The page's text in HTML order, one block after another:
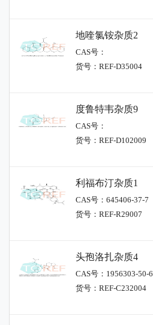
地喹氯铵杂质2
CAS号：
货号：REF-D35004
度鲁特韦杂质9
CAS号：
货号：REF-D102009
利福布汀杂质1
CAS号：645406-37-7
货号：REF-R29007
头孢洛扎杂质4
CAS号：1956303-50-6
货号：REF-C232004